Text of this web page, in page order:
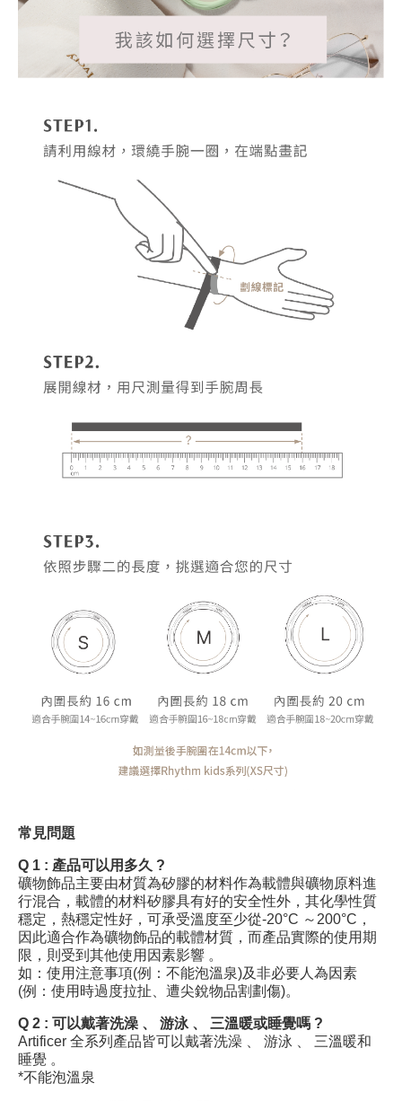
常見問題
Q 1 : 產品可以用多久 ?
礦物飾品主要由材質為矽膠的材料作為載體與礦物原料進
行混合，載體的材料矽膠具有好的安全性外，其化學性質
穩定，熱穩定性好，可承受溫度至少從-20°C ～200°C，
因此適合作為礦物飾品的載體材質，而產品實際的使用期
限，則受到其他使用因素影響 。
如：使用注意事項(例：不能泡溫泉)及非必要人為因素
(例：使用時過度拉扯、遭尖銳物品割劃傷)。
Q 2 : 可以戴著洗澡 、 游泳 、 三溫暖或睡覺嗎 ?
Artificer 全系列產品皆可以戴著洗澡 、 游泳 、 三溫暖和
睡覺 。
*不能泡溫泉